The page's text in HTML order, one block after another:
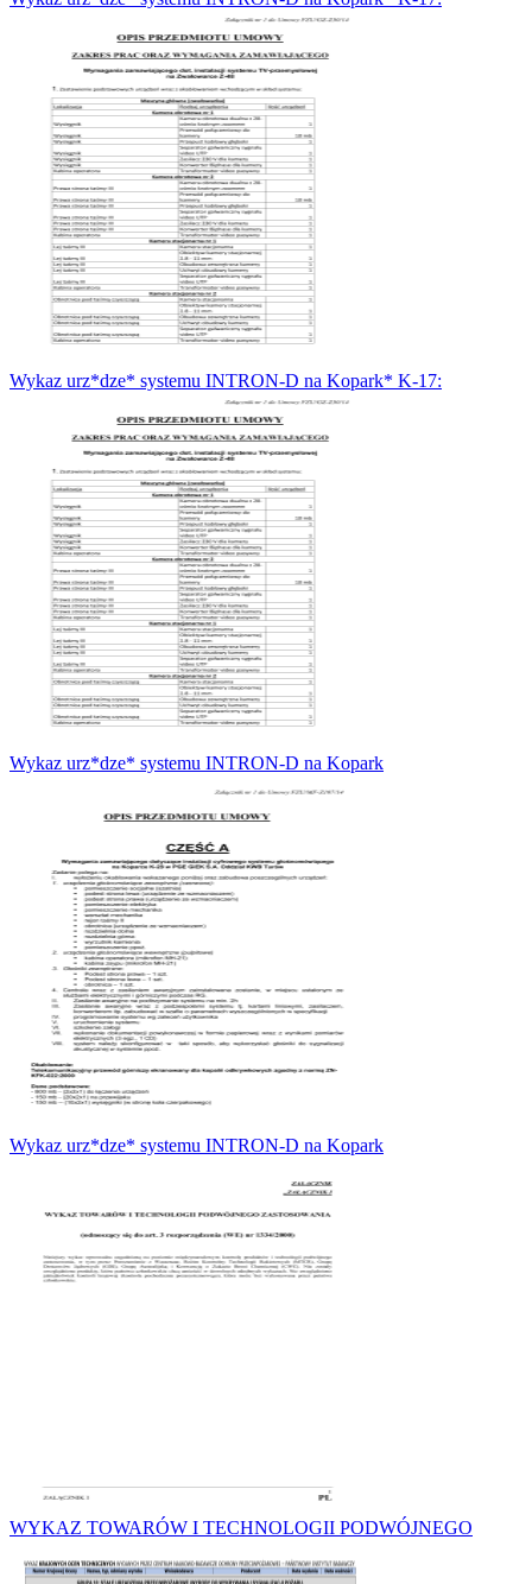
Wykaz urz*dze* systemu INTRON-D na Kopark* K-17:
Wykaz urz*dze* systemu INTRON-D na Kopark
Wykaz urz*dze* systemu INTRON-D na Kopark
WYKAZ TOWARÓW I TECHNOLOGII PODWÓJNEGO